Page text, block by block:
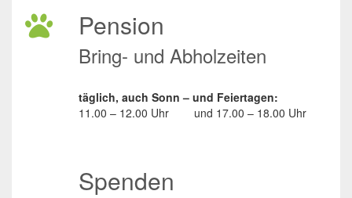
Pension
Bring- und Abholzeiten
täglich, auch Sonn – und Feiertagen:
11.00 – 12.00 Uhr
und 17.00 – 18.00 Uhr
Spenden